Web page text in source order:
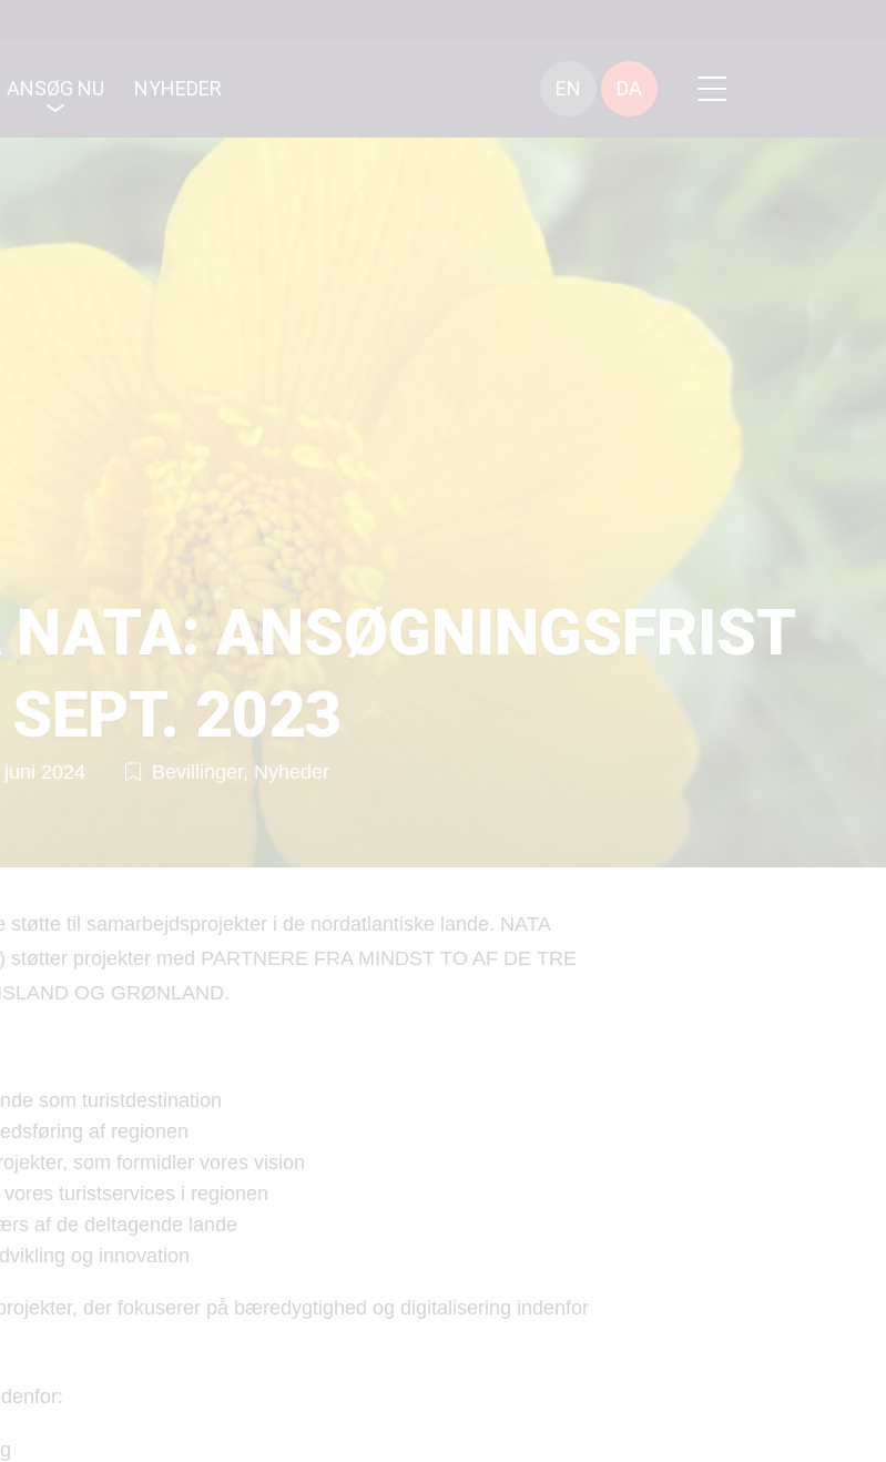
ANSØG NU NYHEDER EN DA
ANSØGNINGSFRIST
2023
juni 2024 Bevillinger, Nyheder
til samarbejdsprojekter i de nordatlantiske lande. NATA
støtter projekter med PARTNERE FRA MINDST TO AF DE TRE
OG GRØNLAND.
som turistdestination
af regionen
som formidler vores vision
turistservices i regionen
af de deltagende lande
og innovation
der fokuserer på bæredygtighed og digitalisering indenfor